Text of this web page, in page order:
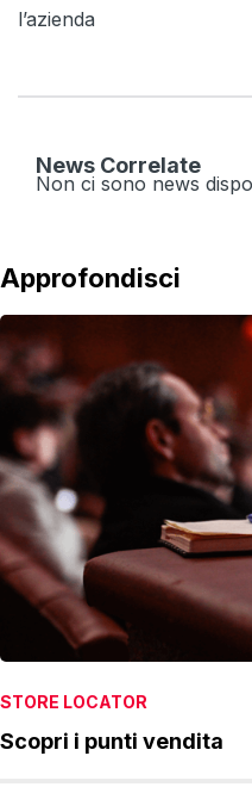
l’azienda
News Correlate
Non ci sono news
Approfondisci
STORE LOCATOR
Scopri i punti vendita